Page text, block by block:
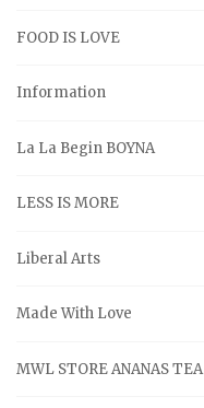
FOOD IS LOVE
Information
La La Begin BOYNA
LESS IS MORE
Liberal Arts
Made With Love
MWL STORE ANANAS TEA